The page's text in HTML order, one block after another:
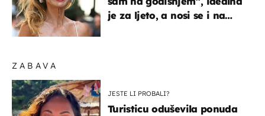
ZABAVA
JESTE LI PROBALI?
Turisticu oduševila ponuda
je za ljeto, a nosi se i na